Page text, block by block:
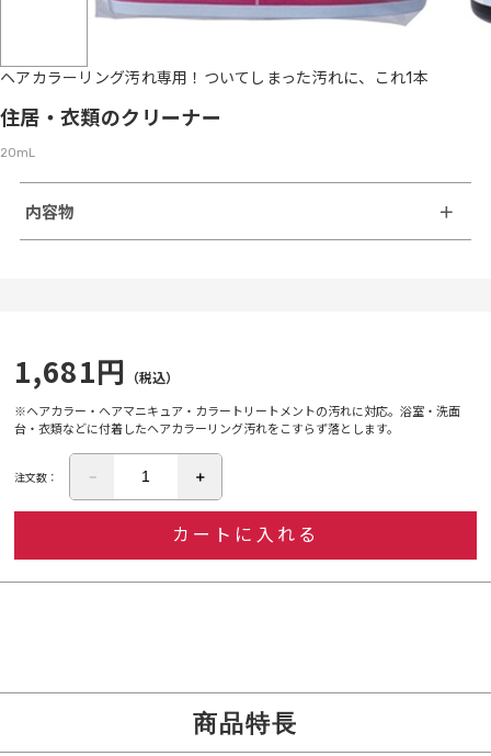
ヘアカラーリング汚れ専用！ついてしまった汚れに、これ1本
住居・衣類のクリーナー
20mL
内容物
1,681円 （税込）
※ヘアカラー・ヘアマニキュア・カラートリートメントの汚れに対応。浴室・洗面
台・衣類などに付着したヘアカラーリング汚れをこすらず落とします。
注文数：
カートに入れる
商品特長